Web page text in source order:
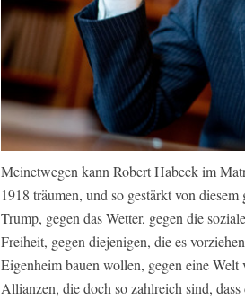
Meinetwegen kann Robert Habeck im
1918 träumen, und so gestärkt von
Trump, gegen das Wetter, gegen die
Freiheit, gegen diejenigen, die es
Eigenheim bauen wollen, gegen eine
Allianzen, die doch so zahlreich sind,